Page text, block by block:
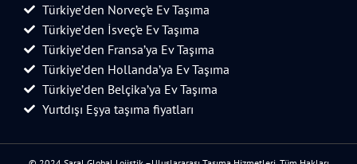
Türkiye’den Norveç’e Ev Taşıma
Türkiye’den İsveç’e Ev Taşıma
Türkiye’den Fransa’ya Ev Taşıma
Türkiye’den Hollanda’ya Ev Taşıma
Türkiye’den Belçika’ya Ev Taşıma
Yurtdışı Eşya taşıma fiyatları